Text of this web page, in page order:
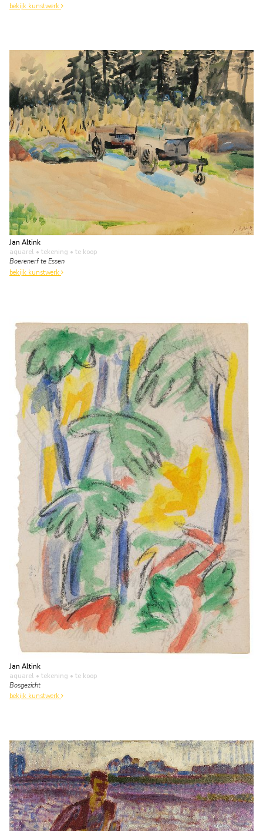
bekijk kunstwerk
Jan Altink
aquarel • tekening • te koop
Boerenerf te Essen
bekijk kunstwerk
Jan Altink
aquarel • tekening • te koop
Bosgezicht
bekijk kunstwerk